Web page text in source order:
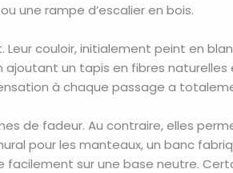
une rampe d’escalier en bois.
Leur couloir, initialement peint en
ajoutant un tapis en fibres
à chaque passage a
de fadeur. Au contraire, elles
pour les manteaux, un banc
facilement sur une base neutre.